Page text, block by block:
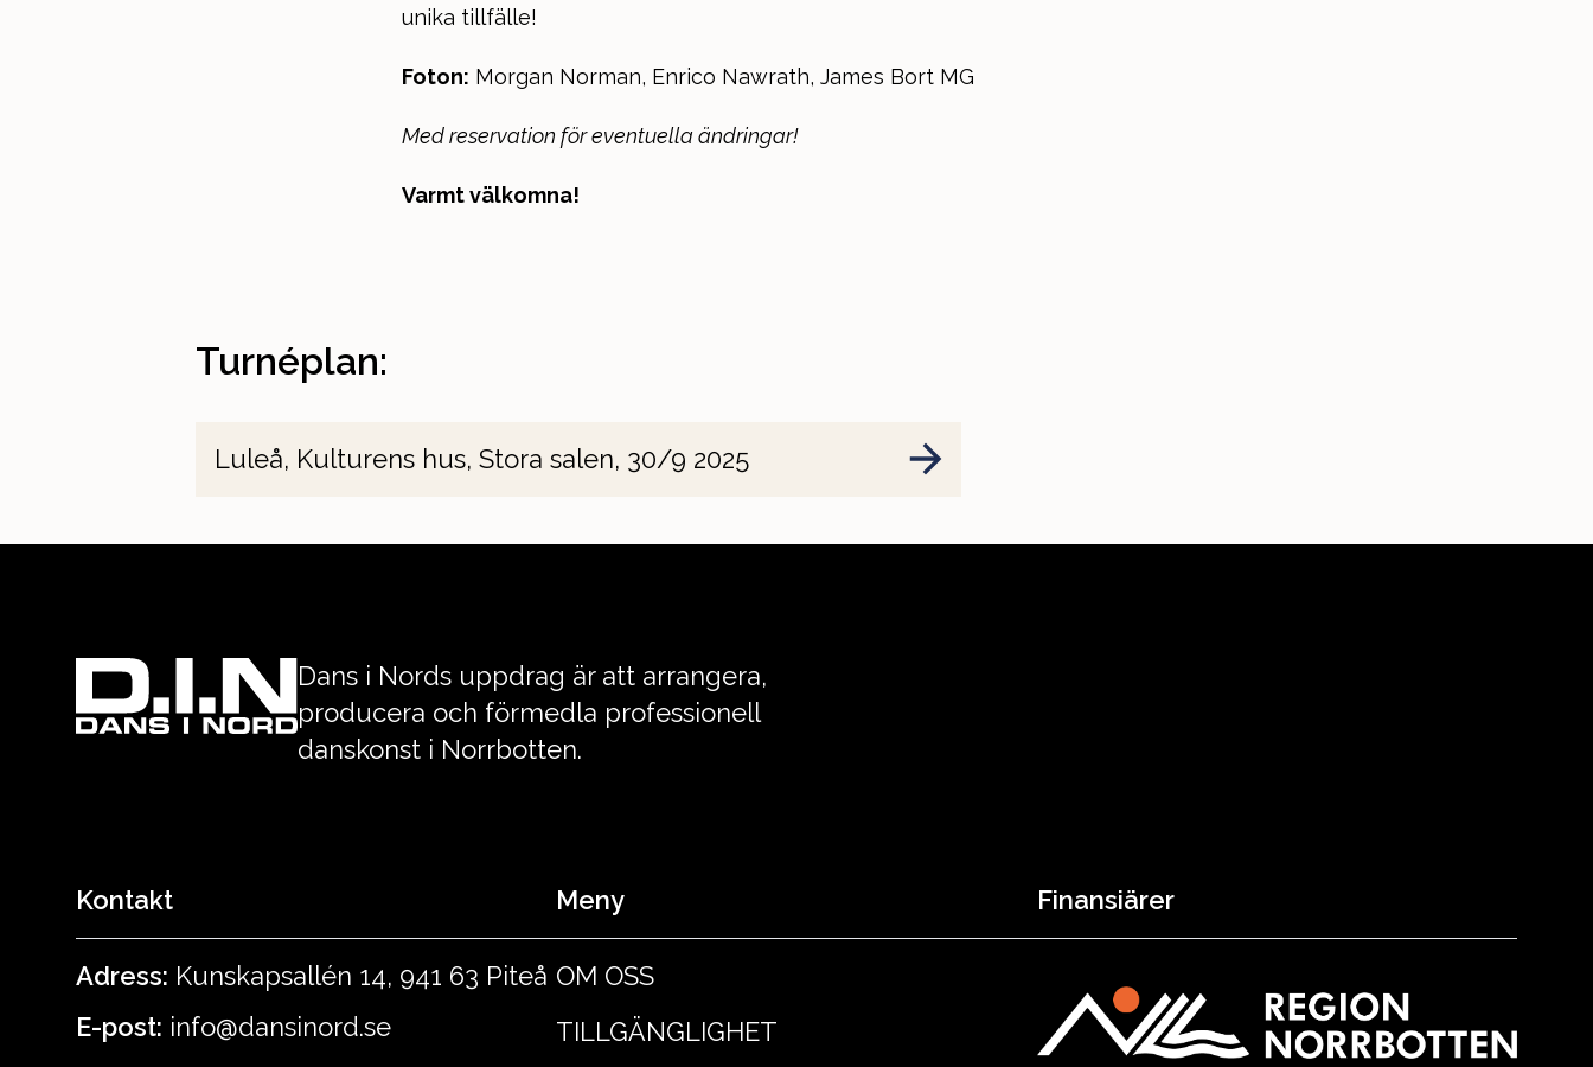
unika tillfälle!
Foton: Morgan Norman, Enrico Nawrath, James Bort MG
Med reservation för eventuella ändringar!
Varmt välkomna!
Turnéplan:
Luleå, Kulturens hus, Stora salen, 30/9 2025
Dans i Nords uppdrag är att arrangera,
producera och förmedla professionell
danskonst i Norrbotten.
Kontakt
Adress: Kunskapsallén 14, 941 63 Piteå
E-post: info@dansinord.se
Meny
OM OSS
TILLGÄNGLIGHET
Finansiärer